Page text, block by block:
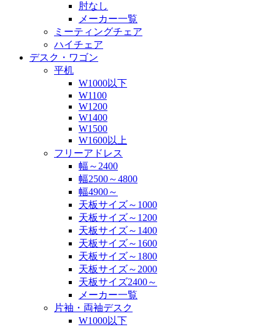
肘なし
メーカー一覧
ミーティングチェア
ハイチェア
デスク・ワゴン
平机
W1000以下
W1100
W1200
W1400
W1500
W1600以上
フリーアドレス
幅～2400
幅2500～4800
幅4900～
天板サイズ～1000
天板サイズ～1200
天板サイズ～1400
天板サイズ～1600
天板サイズ～1800
天板サイズ～2000
天板サイズ2400～
メーカー一覧
片袖・両袖デスク
W1000以下